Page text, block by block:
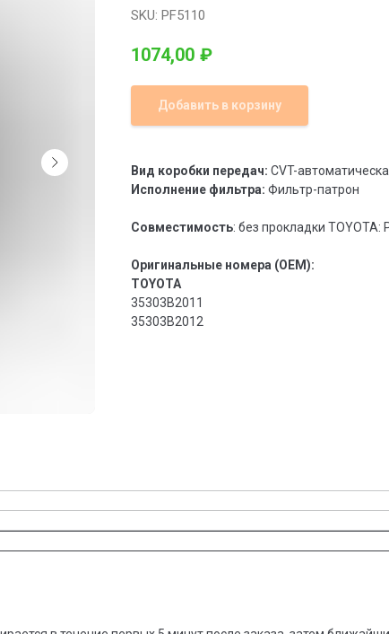
SKU: PF5110
1074,00 ₽
Добавить в корзину
Вид коробки передач: CVT-
Исполнение фильтра: Фильтр-патрон
Совместимость: без прокладки TOYOTA:
Оригинальные номера (OEM):
TOYOTA
35303B2011
35303B2012